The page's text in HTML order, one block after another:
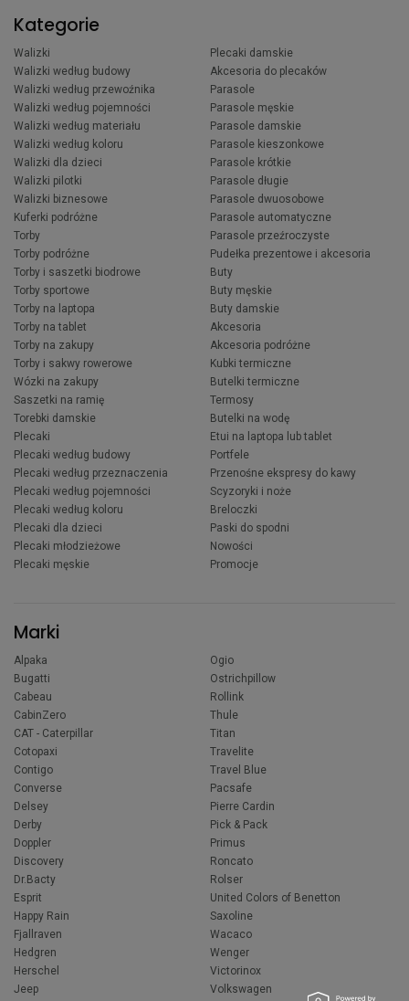
Kategorie
Walizki
Walizki według budowy
Walizki według przewoźnika
Walizki według pojemności
Walizki według materiału
Walizki według koloru
Walizki dla dzieci
Walizki pilotki
Walizki biznesowe
Kuferki podróżne
Torby
Torby podróżne
Torby i saszetki biodrowe
Torby sportowe
Torby na laptopa
Torby na tablet
Torby na zakupy
Torby i sakwy rowerowe
Wózki na zakupy
Saszetki na ramię
Torebki damskie
Plecaki
Plecaki według budowy
Plecaki według przeznaczenia
Plecaki według pojemności
Plecaki według koloru
Plecaki dla dzieci
Plecaki młodzieżowe
Plecaki męskie
Plecaki damskie
Akcesoria do plecaków
Parasole
Parasole męskie
Parasole damskie
Parasole kieszonkowe
Parasole krótkie
Parasole długie
Parasole dwuosobowe
Parasole automatyczne
Parasole przeźroczyste
Pudełka prezentowe i akcesoria
Buty
Buty męskie
Buty damskie
Akcesoria
Akcesoria podróżne
Kubki termiczne
Butelki termiczne
Termosy
Butelki na wodę
Etui na laptopa lub tablet
Portfele
Przenośne ekspresy do kawy
Scyzoryki i noże
Breloczki
Paski do spodni
Nowości
Promocje
Marki
Alpaka
Bugatti
Cabeau
CabinZero
CAT - Caterpillar
Cotopaxi
Contigo
Converse
Delsey
Derby
Doppler
Discovery
Dr.Bacty
Esprit
Happy Rain
Fjallraven
Hedgren
Herschel
Jeep
Ogio
Ostrichpillow
Rollink
Thule
Titan
Travelite
Travel Blue
Pacsafe
Pierre Cardin
Pick & Pack
Primus
Roncato
Rolser
United Colors of Benetton
Saxoline
Wacaco
Wenger
Victorinox
Volkswagen